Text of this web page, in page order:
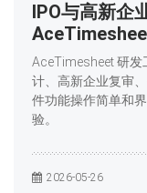
IPO与高新企
AceTimesheet 研发
计、高新企业复审
件功能操作简单和
验。
2026-05-26